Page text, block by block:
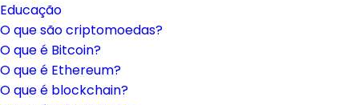
Educação
O que são criptomoedas?
O que é Bitcoin?
O que é Ethereum?
O que é blockchain?